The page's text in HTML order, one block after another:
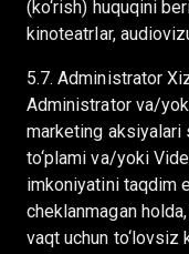
(ko‘rish) huquqini
kinoteatrlar,
5.7. Administrator
Administrator va/
marketing aksiyalari
to‘plami va/yoki
imkoniyatini taqdim
cheklanmagan
vaqt uchun to‘lovsiz